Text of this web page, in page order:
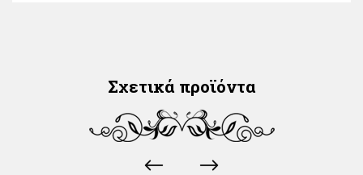
Σχετικά προϊόντα